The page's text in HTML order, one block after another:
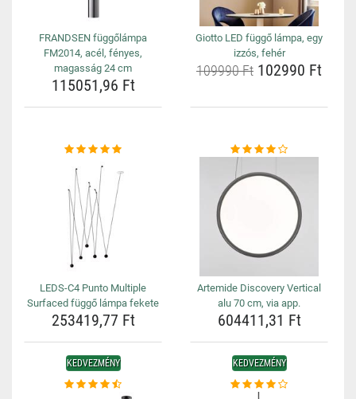
FRANDSEN függőlámpa
FM2014, acél, fényes,
magasság 24 cm
115051,96 Ft
Giotto LED függő lámpa, egy
izzós, fehér
109990 Ft 102990 Ft
LEDS-C4 Punto Multiple
Surfaced függő lámpa fekete
253419,77 Ft
Artemide Discovery Vertical
alu 70 cm, via app.
604411,31 Ft
KEDVEZMÉNY KEDVEZMÉNY